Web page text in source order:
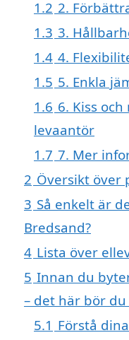
1.2 2.
1.3 3.
1.4 4.
1.5 5. Enkla
1.6 6. Kiss
levaantör
1.7 7. Mer
2 Översikt över
3 Så enkelt är
Bredsand?
4 Lista över
5 Innan du
– det här bör du
5.1 Förstå